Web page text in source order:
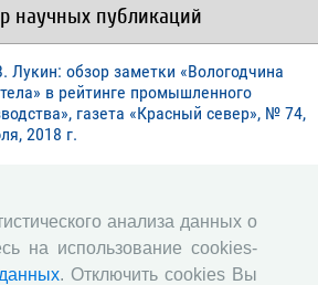
научных публикаций
Лукин: обзор заметки «Вологодчина
в рейтинге промышленного
газета «Красный север», № 74,
2018 г.
№88, 2018 г.
Барсуков: обзор статьи «Повышение
возраста: позитивные эффекты и
анализа данных о
на использование cookies-
. Отключить cookies Вы